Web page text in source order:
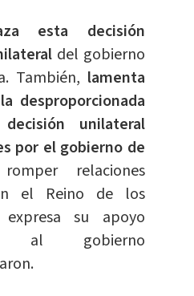
esta decisión
del gobierno
También, lamenta
desproporcionada
unilateral
por el gobierno de
relaciones
el Reino de los
su apoyo
al gobierno